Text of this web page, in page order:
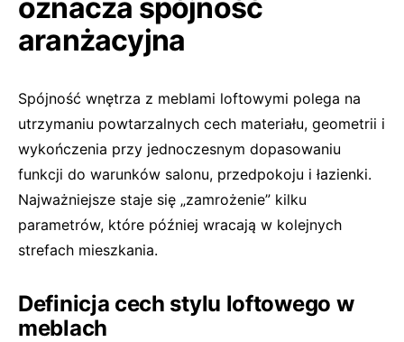
oznacza spójność
aranżacyjna
Spójność wnętrza z meblami loftowymi polega na
utrzymaniu powtarzalnych cech materiału, geometrii i
wykończenia przy jednoczesnym dopasowaniu
funkcji do warunków salonu, przedpokoju i łazienki.
Najważniejsze staje się „zamrożenie” kilku
parametrów, które później wracają w kolejnych
strefach mieszkania.
Definicja cech stylu loftowego w
meblach